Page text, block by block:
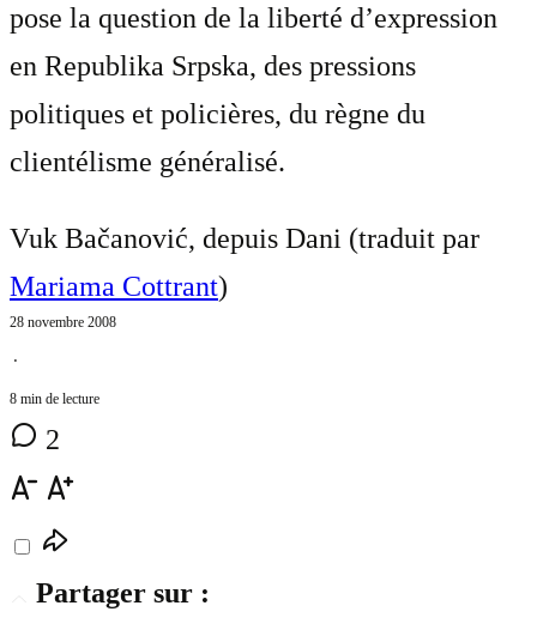
pose la question de la liberté d’expression
en Republika Srpska, des pressions
politiques et policières, du règne du
clientélisme généralisé.
Vuk Bačanović, depuis Dani (traduit par
Mariama Cottrant)
28 novembre 2008
⋅
8 min de lecture
2
Partager sur :